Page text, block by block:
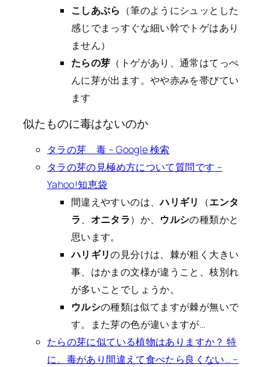
こしあぶら （筆のようにシュッとした
感じでまっすぐな細い幹でトゲはあり
ません）
たらの芽 （トゲがあり、通常はてっぺ
んに芽が出ます。やや赤みを帯びてい
ます
似たものに毒はないのか
タラの芽 毒 – Google 検索
タラの芽の見極め方について質問です –
Yahoo!知恵袋
間違えやすいのは、ハリギリ （エンタ
ラ、 オニタラ）か、 ウルシの種類かと
思います。
ハリギリの見分けは、棘が粗く大きい
事、はかまの文様が違うこと、枝別れ
が多いことでしょうか。
ウルシの種類は似てますが棘が無いで
す。また芽の色が違いますが…
たらの芽に似ている植物はありますか？ 特
に、毒があり間違えて食べたら良くない… –